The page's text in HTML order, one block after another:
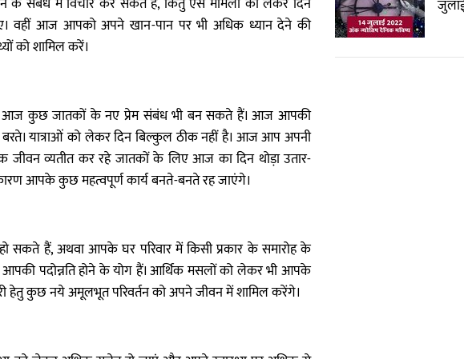
वहीं आज आपको अपने खान-पान पर भी अधिक ध्यान देने की
को शामिल करें।
आज कुछ जातकों के नए प्रेम संबंध भी बन सकते हैं। आज आपकी
यात्राओं को लेकर दिन बिल्कुल ठीक नहीं है। आज आप अपनी
जीवन व्यतीत कर रहे जातकों के लिए आज का दिन थोड़ा उतार-
आपके कुछ महत्वपूर्ण कार्य बनते-बनते रह जाएंगे।
सकते हैं, अथवा आपके घर परिवार में किसी प्रकार के समारोह के
पदोन्नति होने के योग हैं। आर्थिक मसलों को लेकर भी आपके
हेतु कुछ नये अमूलभूत परिवर्तन को अपने जीवन में शामिल करेंगे।